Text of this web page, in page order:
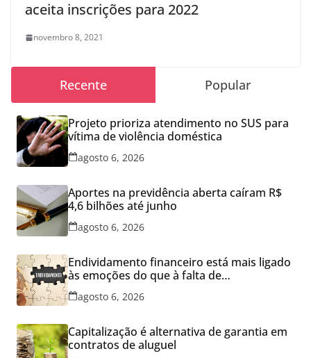
aceita inscrições para 2022
novembro 8, 2021
Recente Popular
Projeto prioriza atendimento no SUS para
vítima de violência doméstica
agosto 6, 2026
Aportes na previdência aberta caíram R$
4,6 bilhões até junho
agosto 6, 2026
Endividamento financeiro está mais ligado
às emoções do que à falta de
conhecimento
agosto 6, 2026
Capitalização é alternativa de garantia em
contratos de aluguel